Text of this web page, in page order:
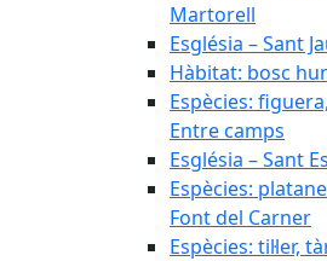
Martorell
Església – Sant
Hàbitat: bosc
Espècies:
Entre camps
Església – Sant
Espècies:
Font del Carner
Espècies: til·ler,